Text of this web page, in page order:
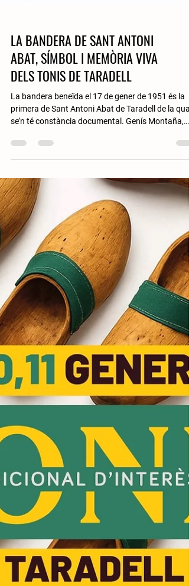
LA BANDERA DE SANT ANTONI
ABAT, SÍMBOL I MEMÒRIA VIVA
DELS TONIS DE TARADELL
La bandera beneïda el 17 de gener de 1951 és la
primera de Sant Antoni Abat de Taradell de la qual
se’n té constància documental. Genís Montaña,
Ramon Roca i Ramon Sañé, abanderats. En Lluís
Jubany i en Josep Riera agafen els animals en una
festa dels anys 50. Arxiu Fotogràfic de Taradell |
Cedida per Dolors Montaña La bandera de Sant
Antoni Abat és un dels símbols més emblemàtics i
venerats de la Festa dels Tonis. A Taradell, també.
Conservada per l’entitat organitzadora dur